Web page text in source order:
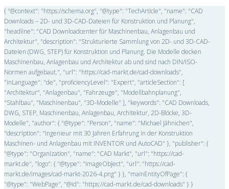
{ "@context": "https://schema.org", "@type": "TechArticle", "name": "CAD
Downloads – 2D- und 3D-CAD-Dateien für Konstruktion und Planung",
"headline": "CAD Downloadcenter für Maschinenbau, Anlagenbau und
Architektur", "description": "Strukturierte Sammlung von 2D- und 3D-CAD-
Dateien (DWG, STEP) für Konstruktion und Planung. Die Modelle decken
Maschinenbau, Anlagenbau und Architektur ab und sind nach DIN/ISO-
Normen aufgebaut.", "url": "https://cad-markt.de/cad-downloads",
"inLanguage": "de", "proficiencyLevel": "Expert", "articleSection": [
"Architektur", "Anlagenbau", "Fahrzeuge", "Modellbahnplanung",
"Stahlbau", "Maschinenbau", "3D-Modelle" ], "keywords": "CAD Downloads,
DWG, STEP, Maschinenbau, Anlagenbau, Architektur, 2D-Blöcke, 3D-
Modelle", "author": { "@type": "Person", "name": "Michael Jähnichen",
"description": "Ingenieur mit 30 Jahren Erfahrung in der Konstruktion
Maschinen- und Anlagenbau mit INVENTOR und AutoCAD" }, "publisher": {
"@type": "Organization", "name": "CAD Markt", "url": "https://cad-
markt.de", "logo": { "@type": "ImageObject", "url": "https://cad-
markt.de/images/cad-markt-2026-4.png" } }, "mainEntityOfPage": {
"@type": "WebPage", "@id": "https://cad-markt.de/cad-downloads" } }